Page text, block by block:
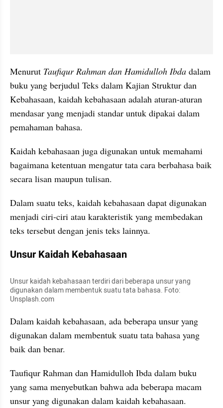
Menurut Taufiqur Rahman dan ‎Hamidulloh Ibda dalam
buku yang berjudul Teks dalam Kajian Struktur dan
Kebahasaan, kaidah kebahasaan adalah aturan-aturan
mendasar yang menjadi standar untuk dipakai dalam
pemahaman bahasa.
Kaidah kebahasaan juga digunakan untuk memahami
bagaimana ketentuan mengatur tata cara berbahasa baik
secara lisan maupun tulisan.
Dalam suatu teks, kaidah kebahasaan dapat digunakan
menjadi ciri-ciri atau karakteristik yang membedakan
teks tersebut dengan jenis teks lainnya.
Unsur Kaidah Kebahasaan
Unsur kaidah kebahasaan terdiri dari beberapa unsur yang
digunakan dalam membentuk suatu tata bahasa. Foto:
Unsplash.com
Dalam kaidah kebahasaan, ada beberapa unsur yang
digunakan dalam membentuk suatu tata bahasa yang
baik dan benar.
Taufiqur Rahman dan ‎Hamidulloh Ibda dalam buku
yang sama menyebutkan bahwa ada beberapa macam
unsur yang digunakan dalam kaidah kebahasaan.